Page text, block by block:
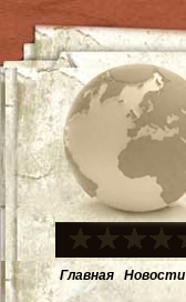
Главная Новости